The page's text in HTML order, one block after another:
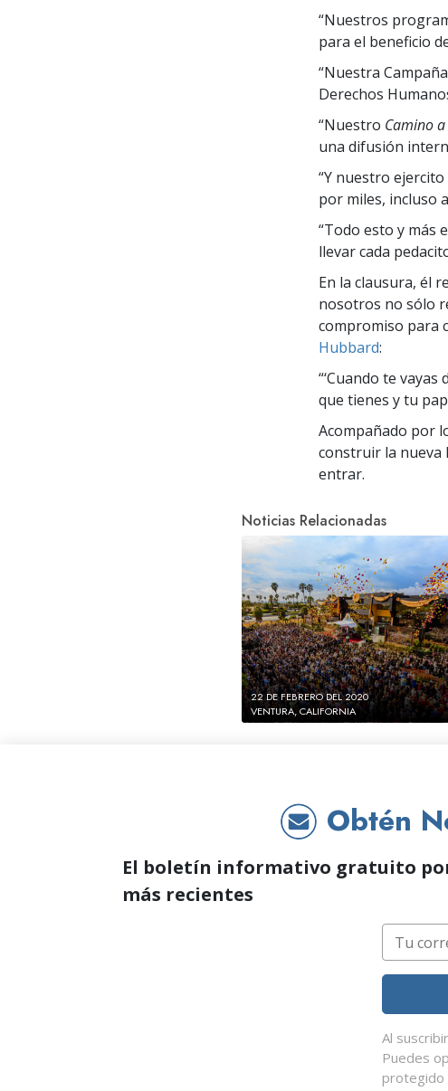
“Nuestros
para el beneficio
“Nuestra
Derechos
“Nuestro Camino
una difusión
“Y nuestro
por miles, incluso
“Todo esto y más
llevar cada
En la clausura, él
nosotros no sólo
compromiso para
Hubbard:
“‘Cuando te
que tienes y tu
Acompañado por
construir la nueva
entrar.
Noticias Relacionadas
22 DE FEBRERO DEL 2020
VENTURA, CALIFORNIA
Obtén
El boletín informativo gratuito
más recientes
Al
Puedes
protegido